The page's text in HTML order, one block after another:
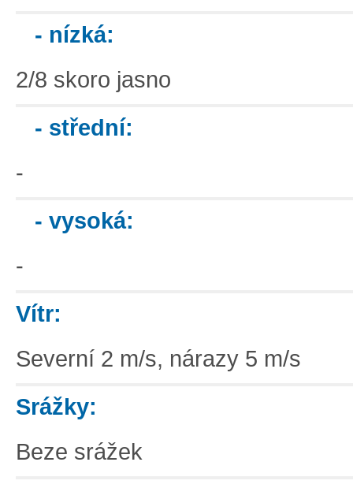
- nízká:
2/8 skoro jasno
- střední:
-
- vysoká:
-
Vítr:
Severní 2 m/s, nárazy 5 m/s
Srážky:
Beze srážek